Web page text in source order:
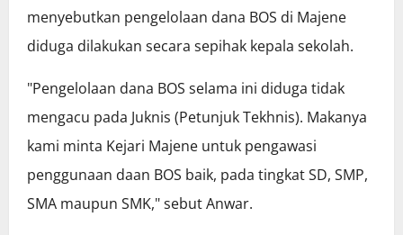
menyebutkan pengelolaan dana BOS di Majene
diduga dilakukan secara sepihak kepala sekolah.
"Pengelolaan dana BOS selama ini diduga tidak
mengacu pada Juknis (Petunjuk Tekhnis). Makanya
kami minta Kejari Majene untuk pengawasi
penggunaan daan BOS baik, pada tingkat SD, SMP,
SMA maupun SMK," sebut Anwar.